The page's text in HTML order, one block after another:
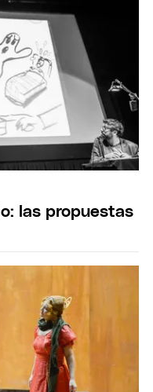
las propuestas